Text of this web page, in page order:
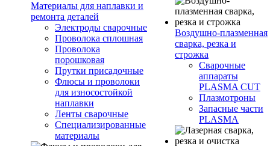
Материалы для наплавки и
ремонта деталей
Электроды сварочные
Проволока сплошная
Проволока
порошковая
Прутки присадочные
Флюсы и проволоки
для износостойкой
наплавки
Ленты сварочные
Специализированные
материалы
Воздушно-плазменная
сварка, резка и
строжка
Сварочные
аппараты
PLASMA CUT
Плазмотроны
Запасные части
PLASMA